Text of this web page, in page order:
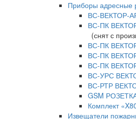
Приборы адресные
ВС-ВЕКТОР-
ВС-ПК
(снят с
ВС-ПК
ВС-ПК
ВС-ПК
ВС-УРС
ВС-РТР
GSM
Комплект
Извещатели